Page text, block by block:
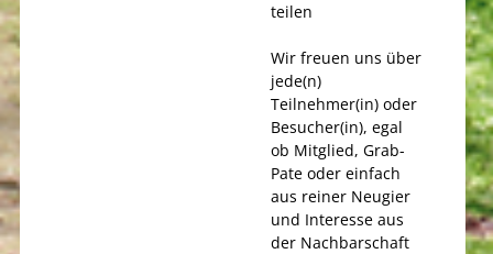
teilen
Wir freuen uns über
jede(n)
Teilnehmer(in) oder
Besucher(in), egal
ob Mitglied, Grab-
Pate oder einfach
aus reiner Neugier
und Interesse aus
der Nachbarschaft